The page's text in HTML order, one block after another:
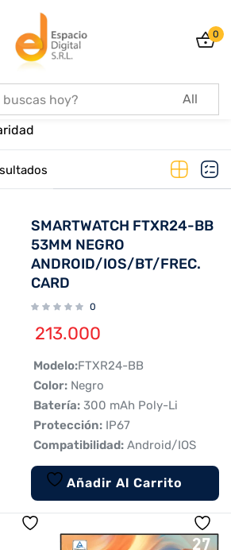
0
SMARTWATCH FTXR24-BB
53MM NEGRO
ANDROID/IOS/BT/FREC.
CARD
0
213.000
 Modelo:FTXR24-BB
 Color:Negro
 Batería:300 mAh Poly-Li
 Protección:IP67
 Compatibilidad:Android/IOS
Añadir Al Carrito
Sign in
me
Log In
Create an account